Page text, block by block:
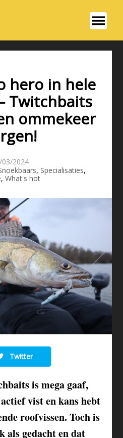
hero in hele
Twitchbaits
ommekeer
03/2024
, Specialisaties,
, What's hot
Twitter
is mega gaaf,
vist en kans hebt
roofvissen. Toch is
als gedacht en dat